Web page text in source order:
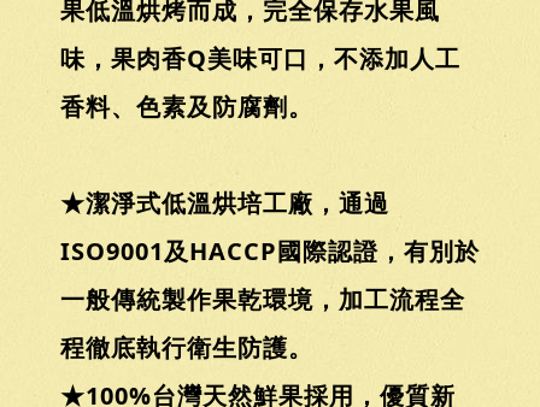
果低溫烘烤而成，完全保存水果風
味，果肉香Q美味可口，不添加人工
香料、色素及防腐劑。
★潔淨式低溫烘培工廠，通過
ISO9001及HACCP國際認證，有別於
一般傳統製作果乾環境，加工流程全
程徹底執行衛生防護。
★100%台灣天然鮮果採用，優質新